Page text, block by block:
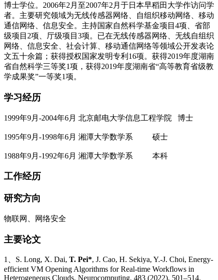
博士学位。 2006年2 月至2007年2 月于日本早稻田大学作访问学
者。主要研究领域为无线传感器网络 、自组织移动网络 、移动
通信网络、信息安全。主持国家自然科学基金项目 4项、省部
级项目 2项、厅级项目 3项。已在无线传感器网络、无线自组织
网络、信息安全、社会计算、移动通信网络等领域公开发表论
文五十余篇 ；获得授权国家发明专利 16项。获得2019年度湖南
省自然科学三等奖1项 ，获得2019年度湖南省“高等教育省级教
学成果奖”一等奖1项。
学习经历
1999年9月-2004年6月 北京邮电大学信息工程学院 博士
1995年9月-1998年6月 湘潭大学数学系 硕士
1988年9月-1992年6月 湘潭大学数学系 本科
工作经历
研究方向
物联网、网络安全
主要论文
1、S. Long, X. Dai, T. Pei*, J. Cao, H. Sekiya, Y.-J. Choi, Energy-
efficient VM Opening Algorithms for Real-time Workflows in
Heterogeneous Clouds, Neurocomputing, 483 (2022), 501–514.